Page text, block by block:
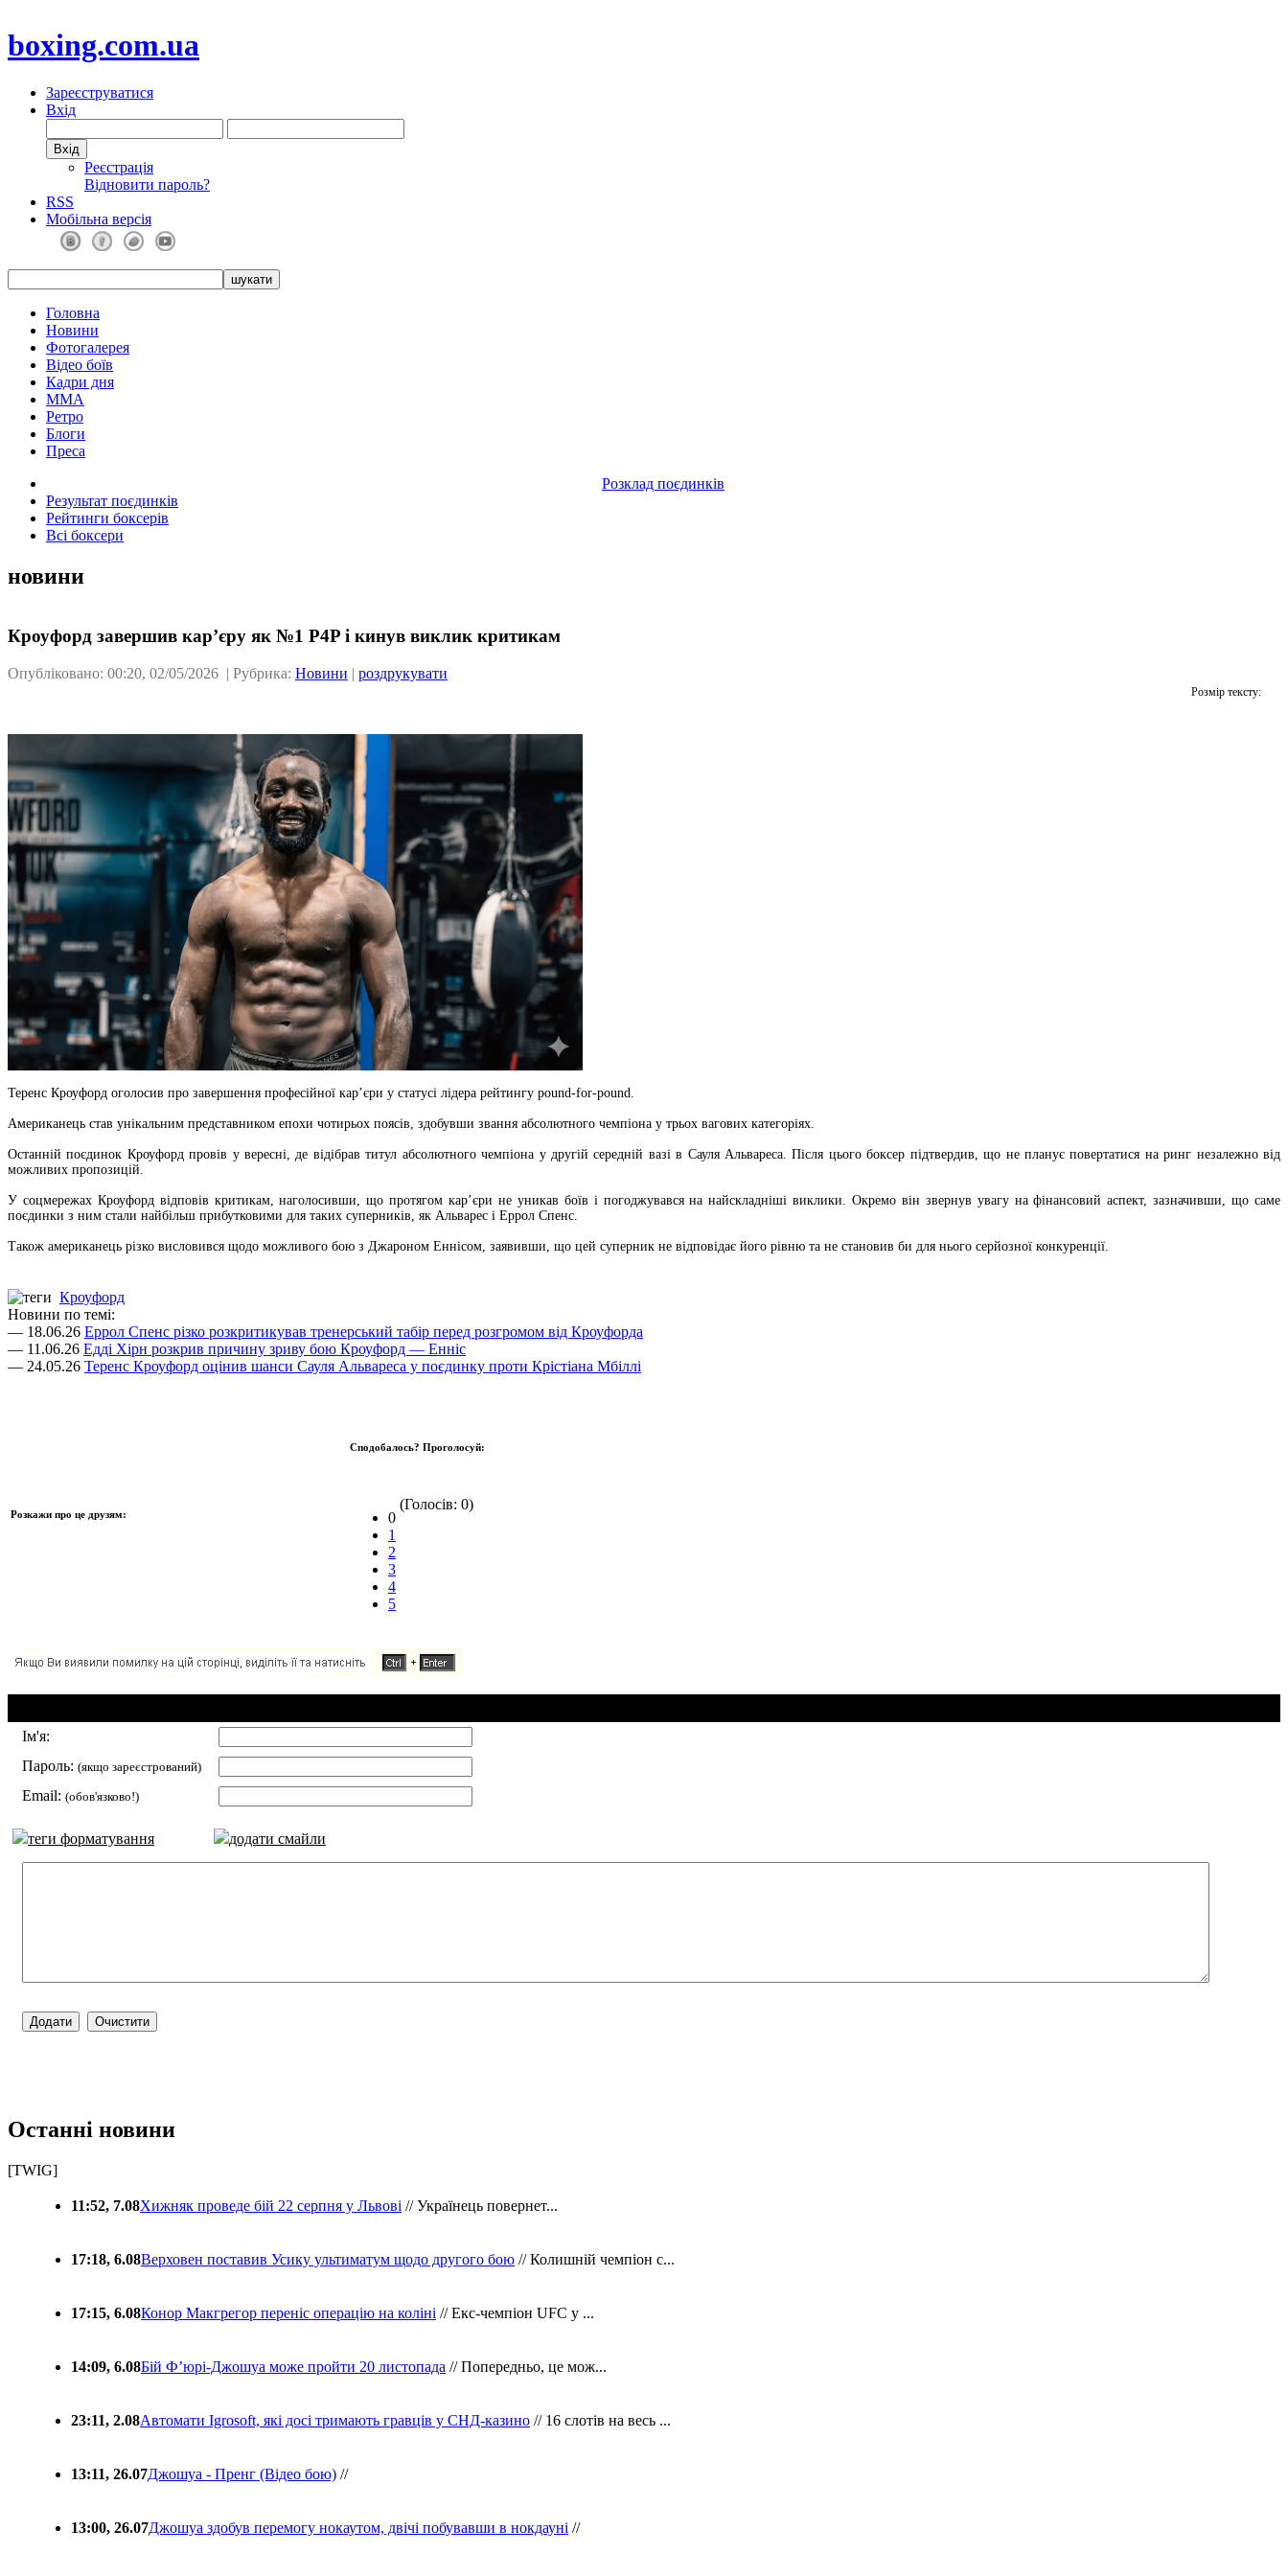
boxing.com.ua
Зареєструватися
Вхід
Реєстрація
Відновити пароль?
RSS
Мобільна версія
Головна
Новини
Фотогалерея
Відео боїв
Кадри дня
ММА
Ретро
Блоги
Преса
Розклад поєдинків
Результат поєдинків
Рейтинги боксерів
Всі боксери
новини
Кроуфорд завершив кар’єру як №1 P4P і кинув виклик критикам
Опубліковано: 00:20, 02/05/2026 | Рубрика: Новини | роздрукувати
Розмір тексту:
Теренс Кроуфорд оголосив про завершення професійної кар’єри у статусі лідера рейтингу pound-for-pound.
Американець став унікальним представником епохи чотирьох поясів, здобувши звання абсолютного чемпіона у трьох вагових категоріях.
Останній поєдинок Кроуфорд провів у вересні, де відібрав титул абсолютного чемпіона у другій середній вазі в Сауля Альвареса. Після цього боксер підтвердив, що не планує повертатися на ринг незалежно від
можливих пропозицій.
У соцмережах Кроуфорд відповів критикам, наголосивши, що протягом кар’єри не уникав боїв і погоджувався на найскладніші виклики. Окремо він звернув увагу на фінансовий аспект, зазначивши, що саме
поєдинки з ним стали найбільш прибутковими для таких суперників, як Альварес і Еррол Спенс.
Також американець різко висловився щодо можливого бою з Джароном Еннісом, заявивши, що цей суперник не відповідає його рівню та не становив би для нього серйозної конкуренції.
Кроуфорд
Новини по темі:
— 18.06.26 Еррол Спенс різко розкритикував тренерський табір перед розгромом від Кроуфорда
— 11.06.26 Едді Хірн розкрив причину зриву бою Кроуфорд — Енніс
— 24.05.26 Теренс Кроуфорд оцінив шанси Сауля Альвареса у поєдинку проти Крістіана Мбіллі
Розкажи про це друзям:
Сподобалось? Проголосуй:
0
1
2
3
4
5
(Голосів: 0)
Ім'я:
Пароль: (якщо зареєстрований)
Email: (обов'язково!)
теги форматування додати смайли
Останні новини
[TWIG]
11:52, 7.08Хижняк проведе бій 22 серпня у Львові // Українець повернет...
17:18, 6.08Верховен поставив Усику ультиматум щодо другого бою // Колишній чемпіон с...
17:15, 6.08Конор Макгрегор переніс операцію на коліні // Екс-чемпіон UFC у ...
14:09, 6.08Бій Ф’юрі-Джошуа може пройти 20 листопада // Попередньо, це мож...
23:11, 2.08Автомати Igrosoft, які досі тримають гравців у СНД-казино // 16 слотів на весь ...
13:11, 26.07Джошуа - Пренг (Відео бою) //
13:00, 26.07Джошуа здобув перемогу нокаутом, двічі побувавши в нокдауні //